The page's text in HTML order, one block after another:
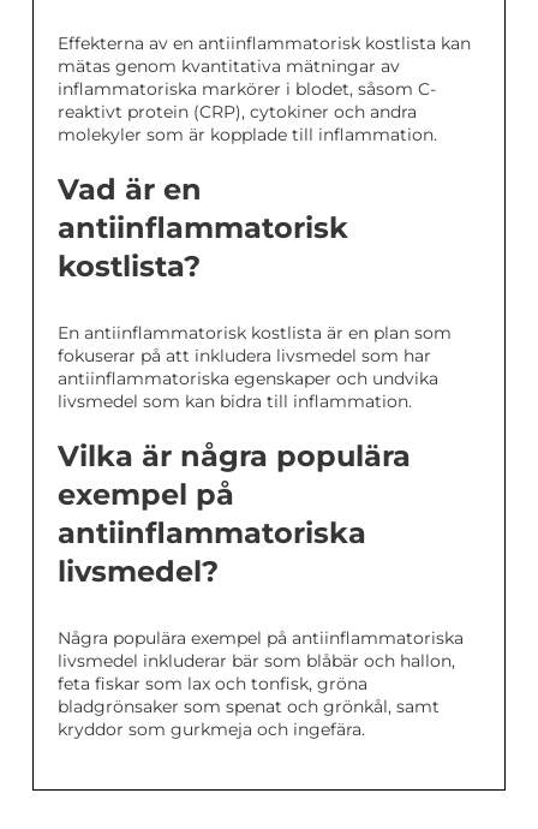
Effekterna av en antiinflammatorisk kostlista kan
mätas genom kvantitativa mätningar av
inflammatoriska markörer i blodet, såsom C-
reaktivt protein (CRP), cytokiner och andra
molekyler som är kopplade till inflammation.
Vad är en
antiinflammatorisk
kostlista?
En antiinflammatorisk kostlista är en plan som
fokuserar på att inkludera livsmedel som har
antiinflammatoriska egenskaper och undvika
livsmedel som kan bidra till inflammation.
Vilka är några populära
exempel på
antiinflammatoriska
livsmedel?
Några populära exempel på antiinflammatoriska
livsmedel inkluderar bär som blåbär och hallon,
feta fiskar som lax och tonfisk, gröna
bladgrönsaker som spenat och grönkål, samt
kryddor som gurkmeja och ingefära.